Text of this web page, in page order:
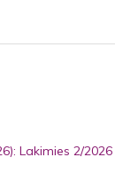
Lakimies 2/2026